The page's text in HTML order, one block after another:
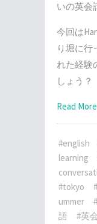
いの英会
今回は
り堀に行
れた経験
しょう？
Read More
#english
learning
#tokyo
ummer
語
#英